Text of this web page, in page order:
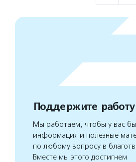
Поддержите
Мы работаем, чтобы у вас
информация и полезные
по любому вопросу в
Вместе мы этого достигнем